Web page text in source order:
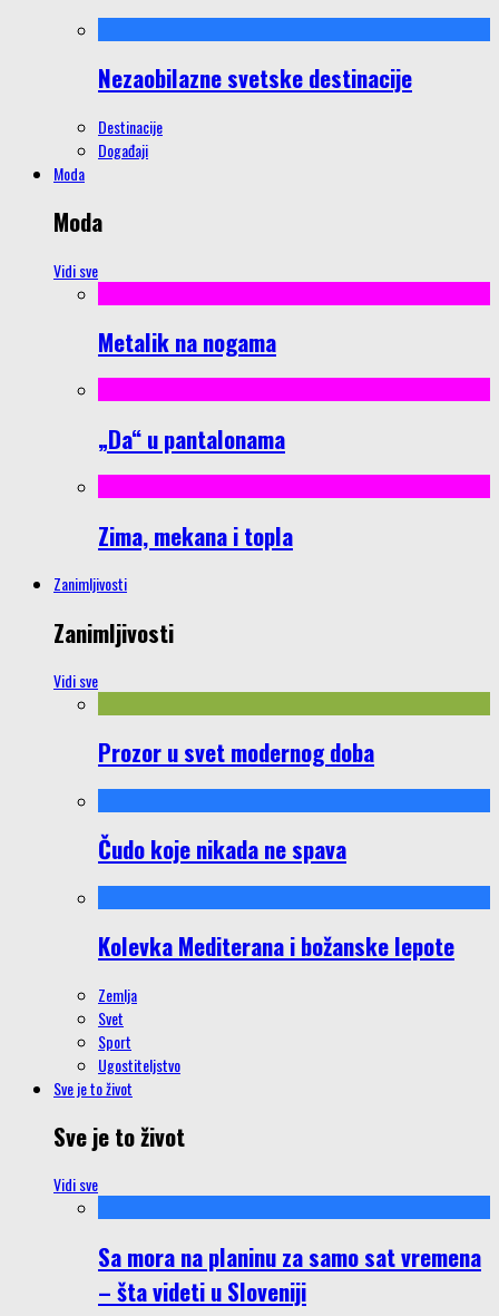
Nezaobilazne svetske destinacije
Destinacije
Događaji
Moda
Moda
Vidi sve
Metalik na nogama
„Da“ u pantalonama
Zima, mekana i topla
Zanimljivosti
Zanimljivosti
Vidi sve
Prozor u svet modernog doba
Čudo koje nikada ne spava
Kolevka Mediterana i božanske lepote
Zemlja
Svet
Sport
Ugostiteljstvo
Sve je to život
Sve je to život
Vidi sve
Sa mora na planinu za samo sat vremena
– šta videti u Sloveniji